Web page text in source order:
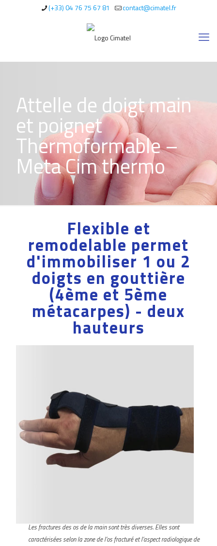
(+33) 04 76 75 67 81 contact@cimatel.fr
Attelle de doigt main
et poignet
Thermoformable –
Meta Cim thermo
Flexible et
remodelable permet
d'immobiliser 1 ou 2
doigts en gouttière
(4ème et 5ème
métacarpes) - deux
hauteurs
Les fractures des os de la main sont très diverses. Elles sont
caractérisées selon la zone de l’os fracturé et l’aspect radiologique de